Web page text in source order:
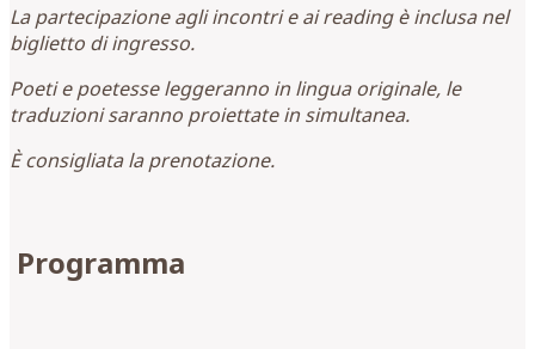
La partecipazione agli incontri e ai reading è inclusa nel
biglietto di ingresso.
Poeti e poetesse leggeranno in lingua originale, le
traduzioni saranno proiettate in simultanea.
È consigliata la prenotazione.
Programma